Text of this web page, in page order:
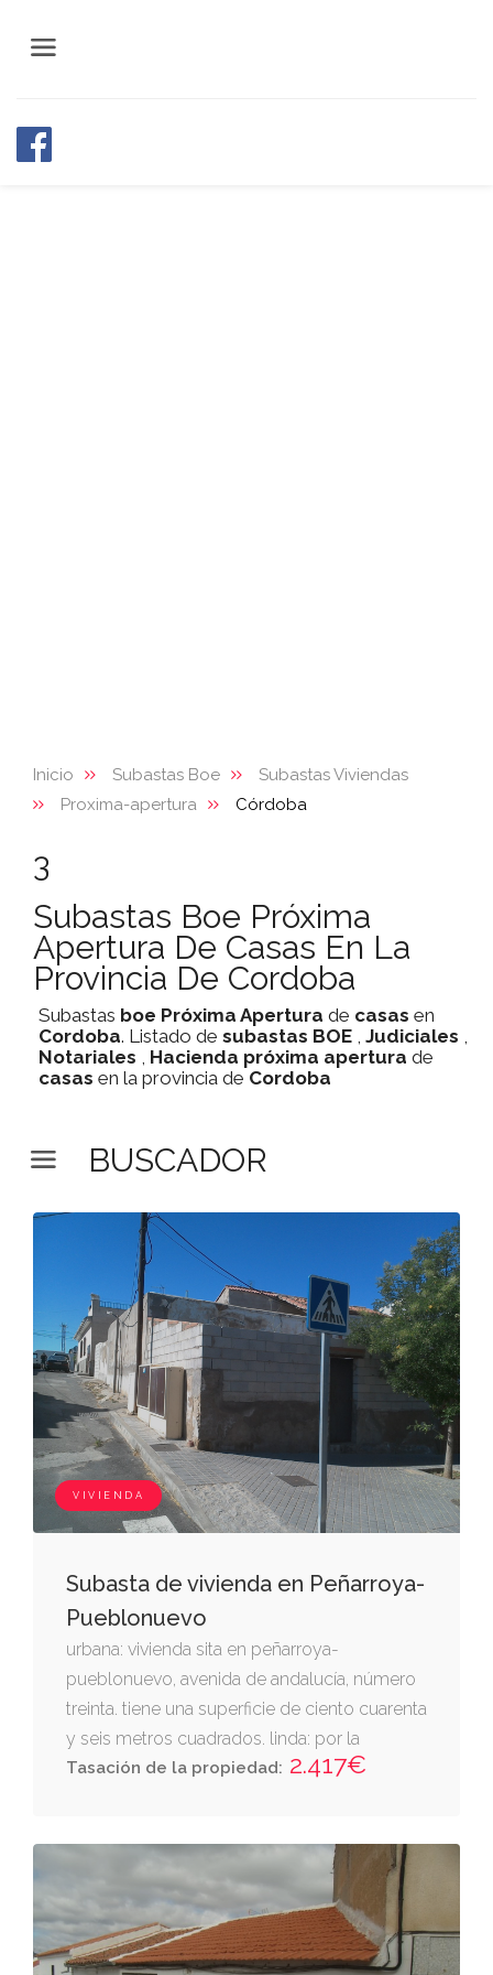
Inicio Subastas Boe
Subastas Viviendas
Proxima-apertura
Córdoba
3
Subastas Boe Próxima
Apertura De Casas En La
Provincia De Cordoba
Subastas boe Próxima Apertura de casas en
Cordoba. Listado de subastas BOE , Judiciales ,
Notariales , Hacienda próxima apertura de
casas en la provincia de Cordoba
BUSCADOR
VIVIENDA
Subasta de vivienda en Peñarroya-
Pueblonuevo
urbana: vivienda sita en peñarroya-
pueblonuevo, avenida de andalucía, número
treinta. tiene una superficie de ciento cuarenta
y seis metros cuadrados. linda: por la
derecha entrando, josé antonio tienda
peñarroya. finca de peñarroya-pueblonuevo
Tasación de la propiedad: 2.417€